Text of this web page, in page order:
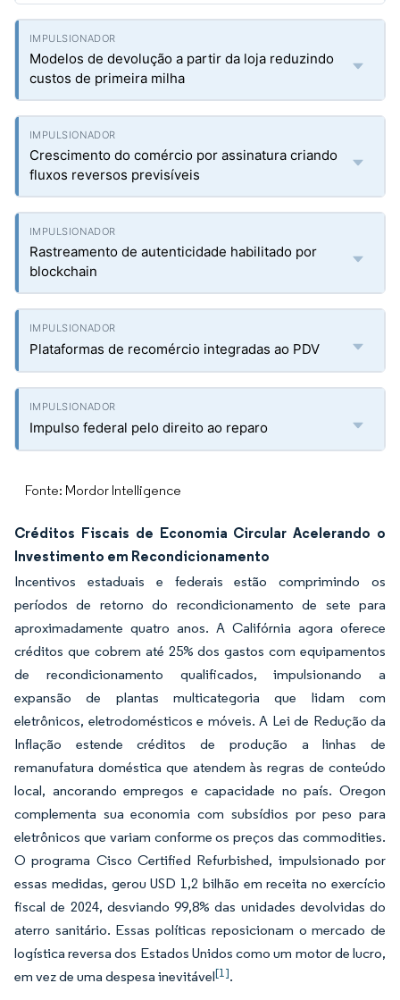
Modelos de devolução a partir da loja reduzindo
custos de primeira milha
Crescimento do comércio por assinatura criando
fluxos reversos previsíveis
Rastreamento de autenticidade habilitado por
blockchain
Plataformas de recomércio integradas ao PDV
Impulso federal pelo direito ao reparo
Fonte: Mordor Intelligence
Créditos Fiscais de Economia Circular Acelerando o
Investimento em Recondicionamento
Incentivos estaduais e federais estão comprimindo os
períodos de retorno do recondicionamento de sete para
aproximadamente quatro anos. A Califórnia agora oferece
créditos que cobrem até 25% dos gastos com equipamentos
de recondicionamento qualificados, impulsionando a
expansão de plantas multicategoria que lidam com
eletrônicos, eletrodomésticos e móveis. A Lei de Redução da
Inflação estende créditos de produção a linhas de
remanufatura doméstica que atendem às regras de conteúdo
local, ancorando empregos e capacidade no país. Oregon
complementa sua economia com subsídios por peso para
eletrônicos que variam conforme os preços das commodities.
O programa Cisco Certified Refurbished, impulsionado por
essas medidas, gerou USD 1,2 bilhão em receita no exercício
fiscal de 2024, desviando 99,8% das unidades devolvidas do
aterro sanitário. Essas políticas reposicionam o mercado de
logística reversa dos Estados Unidos como um motor de lucro,
em vez de uma despesa inevitável[1].